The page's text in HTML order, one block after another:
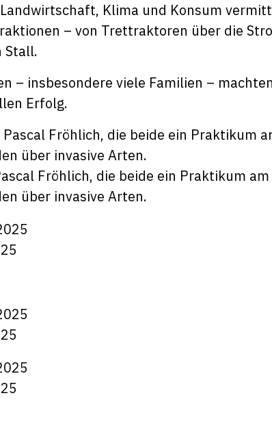
Klima und Konsum
– von Trettraktoren über die
Stall.
– insbesondere viele Familien –
Erfolg.
Fröhlich, die beide ein Praktikum
über invasive Arten.